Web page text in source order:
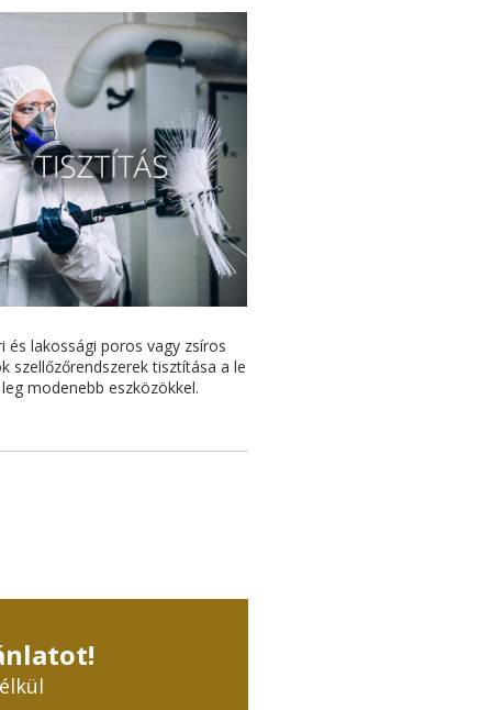
és lakossági poros vagy zsíros
szellőzőrendszerek tisztítása a le
leg modenebb eszközökkel.